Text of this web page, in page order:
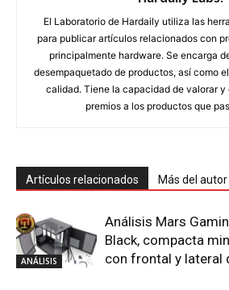
El Laboratorio de Hardaily utiliza las
para publicar artículos relacionados con
principalmente hardware. Se encarga
desempaquetado de productos, así como
calidad. Tiene la capacidad de valorar
premios a los productos que
Artículos relacionados Más del autor
ANÁLISIS
Análisis Mars
Black, compacta
con frontal y lateral